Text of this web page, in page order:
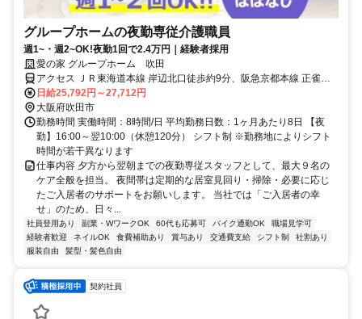
グループホームの夜勤専従介護職員
週1~・週2~OK!夜勤1回で2.4万円｜経験者採用
愛の家 グループホーム 吹田
アクセス ＪＲ東海道本線 岸辺北口徒歩約9分、阪急京都本線 正雀西
口徒歩約17分、ＪＲ東海道本線 千里丘西口徒歩約23分 JR京都線「岸
辺駅」より徒歩10分
日給25,792円～27,712円
大阪府吹田市
勤務時間 実働時間：8時間/日 平均勤務日数：1ヶ月あたり8日 【夜
勤】16:00～翌10:00（休憩120分） シフト制 ※勤務地によりシフト
時間が若干異なります
仕事内容 夕方から翌朝までの夜勤専従スタッフとして、最大９名の
ケア全般を担当。 夜間帯は定期的な居室見回り・掃除・必要に応じ
たご入居者のサポートをお願いします。 当社では「ご入居者の幸
せ」のため、日々...
社員登用あり 副業・WワークOK 60代も応募可 バイク通勤OK
職場見学可
経験者歓迎
ネイルOK 食費補助あり 賞与あり 交通費支給 シフト制
社割あり
服装自由
髪型・髪色自由
契約社員